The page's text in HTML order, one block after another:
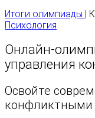
Итоги олимпиады
|
Психология
Онлайн-
управления
Освойте
конфликтными